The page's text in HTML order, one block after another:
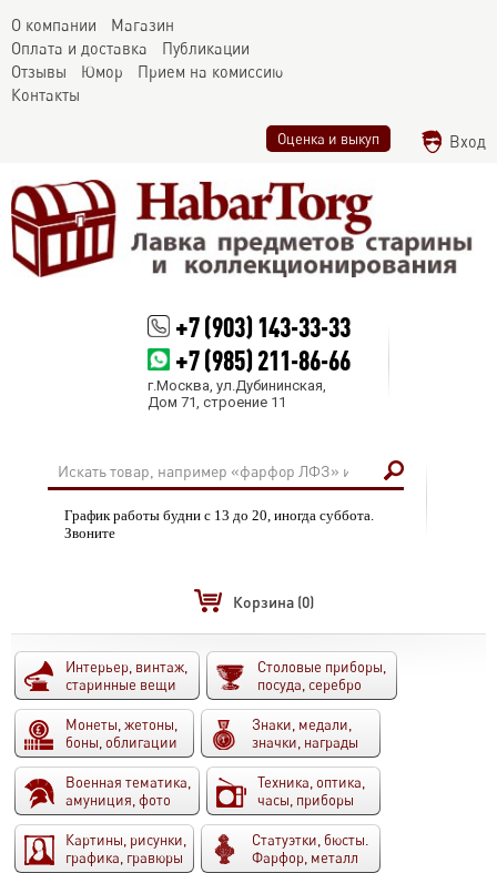
О компании
Магазин
Оплата и доставка
Публикации
Отзывы
Юмор
Прием на комиссию
Контакты
Оценка и выкуп Вход
+7 (903) 143-33-33
+7 (985) 211-86-66
г.Москва, ул.Дубининская,
Дом 71, строение 11
График работы будни с 13 до 20, иногда суббота.
Звоните
Корзина (0)
Интерьер, винтаж,
старинные вещи
Столовые приборы,
посуда, серебро
Монеты, жетоны,
боны, облигации
Знаки, медали,
значки, награды
Военная тематика,
амуниция, фото
Техника, оптика,
часы, приборы
Картины, рисунки,
графика, гравюры
Статуэтки, бюсты.
Фарфор, металл